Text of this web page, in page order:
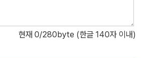
찬 세계가 바로 일러스트레이터 김유미의
본 것입니다. 미국에서 본 자유의 여신상,
현재 0/280byte (한글 140자 이내)